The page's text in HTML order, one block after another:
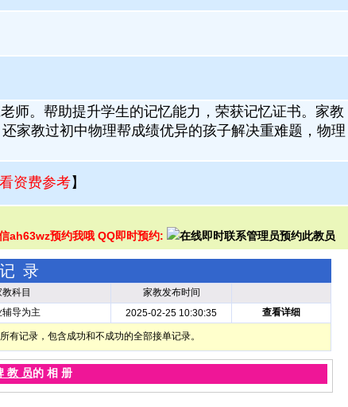
师。帮助提升学生的记忆能力，荣获记忆证书。家教
家教过初中物理帮成绩优异的孩子解决重难题，物理
资费参考】
ah63wz预约我哦 QQ即时预约:
录
教科目
家教发布时间
辅导为主 2025-02-25 10:30:35 查看详细
记录，包含成功和不成功的全部接单记录。
教 员的 相 册